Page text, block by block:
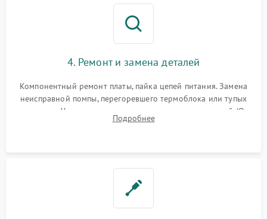
4. Ремонт и замена деталей
Компонентный ремонт платы, пайка цепей питания. Замена
неисправной помпы, перегоревшего термоблока или тупых
жерновов. Установка новых силиконовых уплотнителей (O-
ring) и тефлоновых трубок для надежного устранения
Подробнее